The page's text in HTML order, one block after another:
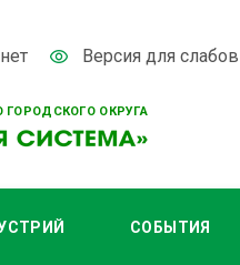
ОКРУГА
Версия для
СОБЫТИЯ